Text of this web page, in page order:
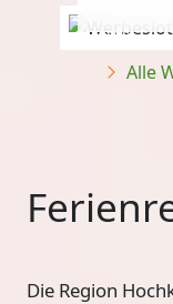
Anzeige
Alle
Die Region